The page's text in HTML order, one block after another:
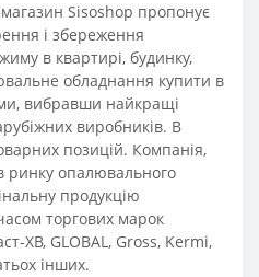
Sisoshop пропонує
і збереження
в квартирі, будинку,
обладнання купити в
вибравши найкращі
виробників. В
позицій. Компанія,
ринку опалювального
продукцію
торгових марок
ХВ, GLOBAL, Gross, Kermi,
інших.